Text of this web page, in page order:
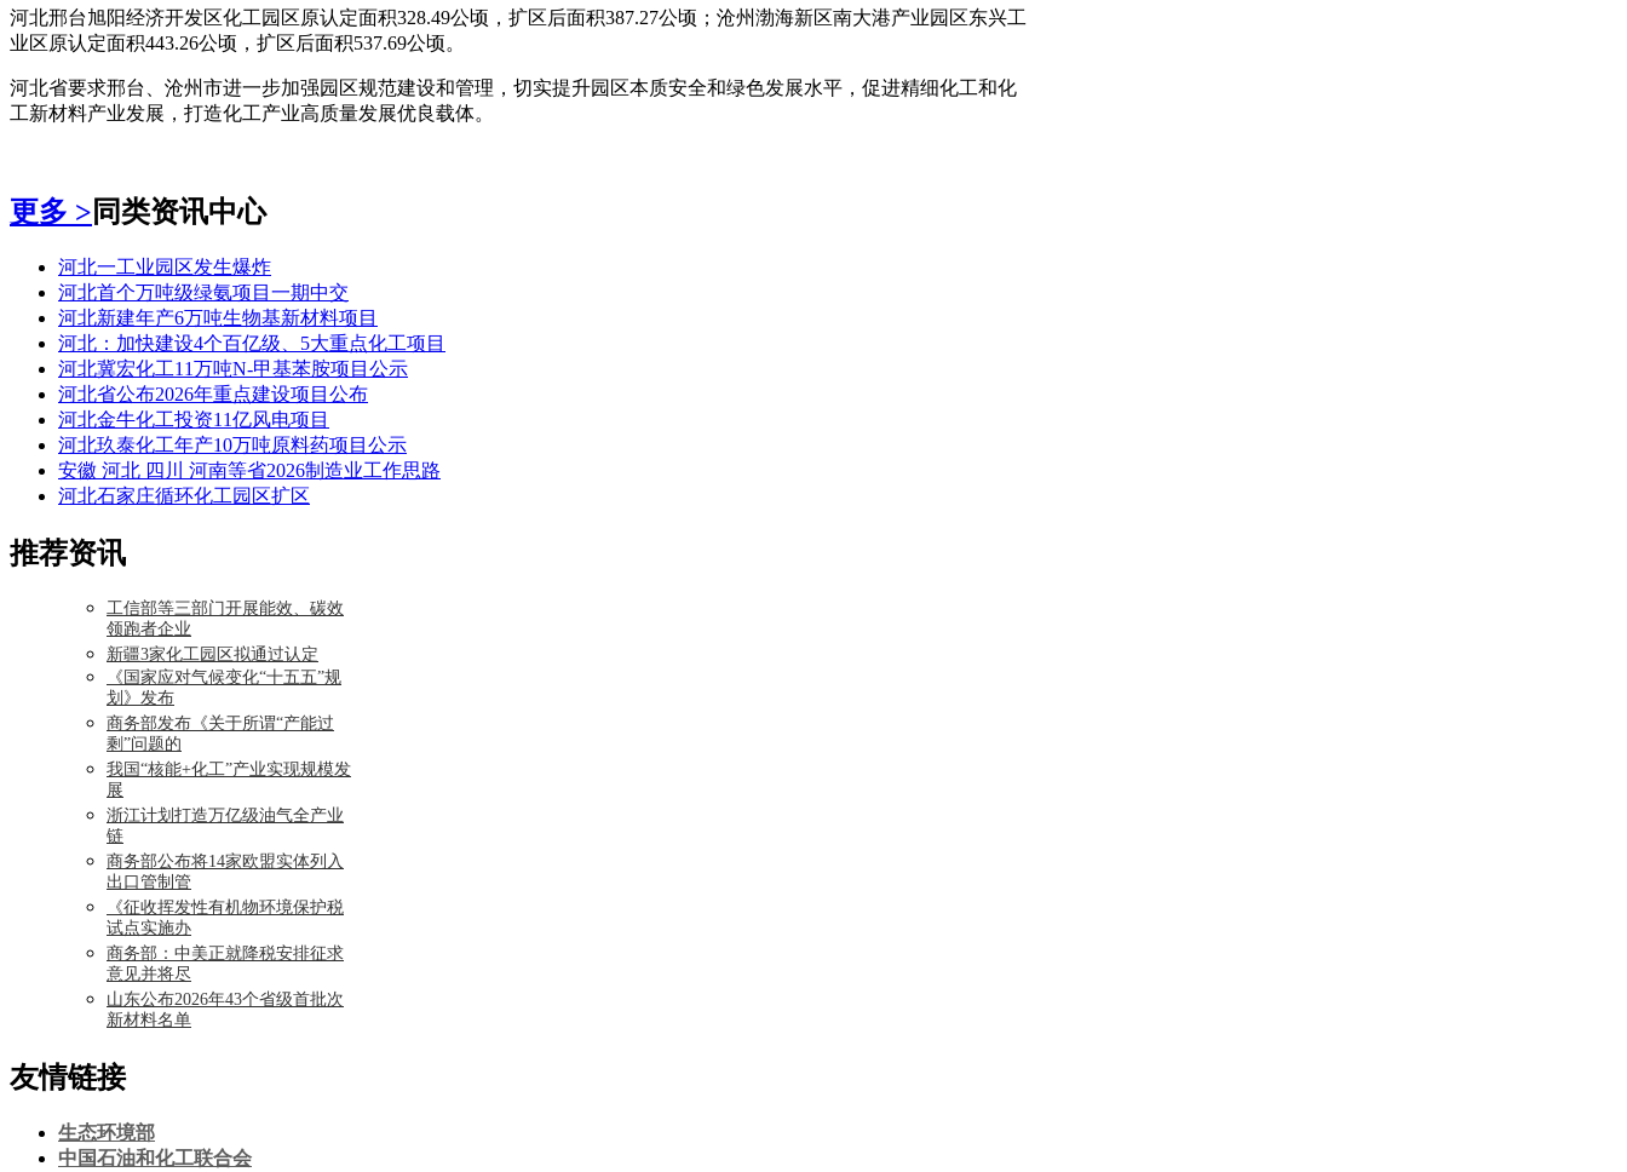
河北邢台旭阳经济开发区化工园区原认定面积328.49公顷，扩区后面积387.27公顷；沧州渤海新区南大港产业园区东兴工
业区原认定面积443.26公顷，扩区后面积537.69公顷。
河北省要求邢台、沧州市进一步加强园区规范建设和管理，切实提升园区本质安全和绿色发展水平，促进精细化工和化
工新材料产业发展，打造化工产业高质量发展优良载体。
更多 >同类资讯中心
河北一工业园区发生爆炸
河北首个万吨级绿氨项目一期中交
河北新建年产6万吨生物基新材料项目
河北：加快建设4个百亿级、5大重点化工项目
河北冀宏化工11万吨N-甲基苯胺项目公示
河北省公布2026年重点建设项目公布
河北金牛化工投资11亿风电项目
河北玖泰化工年产10万吨原料药项目公示
安徽 河北 四川 河南等省2026制造业工作思路
河北石家庄循环化工园区扩区
推荐资讯
工信部等三部门开展能效、碳效
领跑者企业
新疆3家化工园区拟通过认定
《国家应对气候变化“十五五”规
划》发布
商务部发布《关于所谓“产能过
剩”问题的
我国“核能+化工”产业实现规模发
展
浙江计划打造万亿级油气全产业
链
商务部公布将14家欧盟实体列入
出口管制管
《征收挥发性有机物环境保护税
试点实施办
商务部：中美正就降税安排征求
意见并将尽
山东公布2026年43个省级首批次
新材料名单
友情链接
生态环境部
中国石油和化工联合会